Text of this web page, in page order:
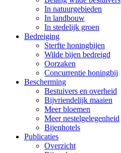
In natuurgebieden
In landbouw
In stedelijk groen
Bedreiging
Sterfte honingbijen
Wilde bijen bedreigd
Oorzaken
Concurrentie honingbij
Bescherming
Bestuivers en overheid
Bijvriendelijk maaien
Meer bloemen
Meer nestelgelegenheid
Bijenhotels
Publicaties
Overzicht